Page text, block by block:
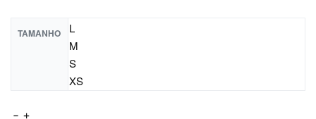
TAMANHO
L
M
S
XS